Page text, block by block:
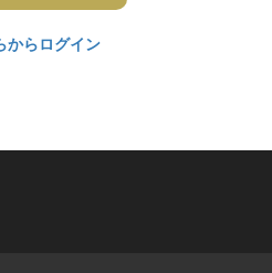
からログイン